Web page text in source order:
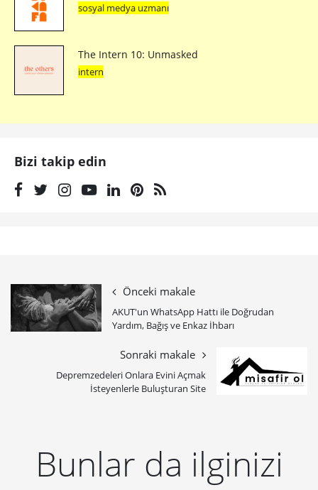
sosyal medya uzmanı
The Intern 10: Unmasked
intern
Bizi takip edin
Önceki makale
AKUT'un WhatsApp Hattı ile Doğrudan
Yardım, Bağış ve Enkaz İhbarı
Sonraki makale
Depremzedeleri Onlara Evini Açmak
İsteyenlerle Buluşturan Site
Bunlar da ilginizi